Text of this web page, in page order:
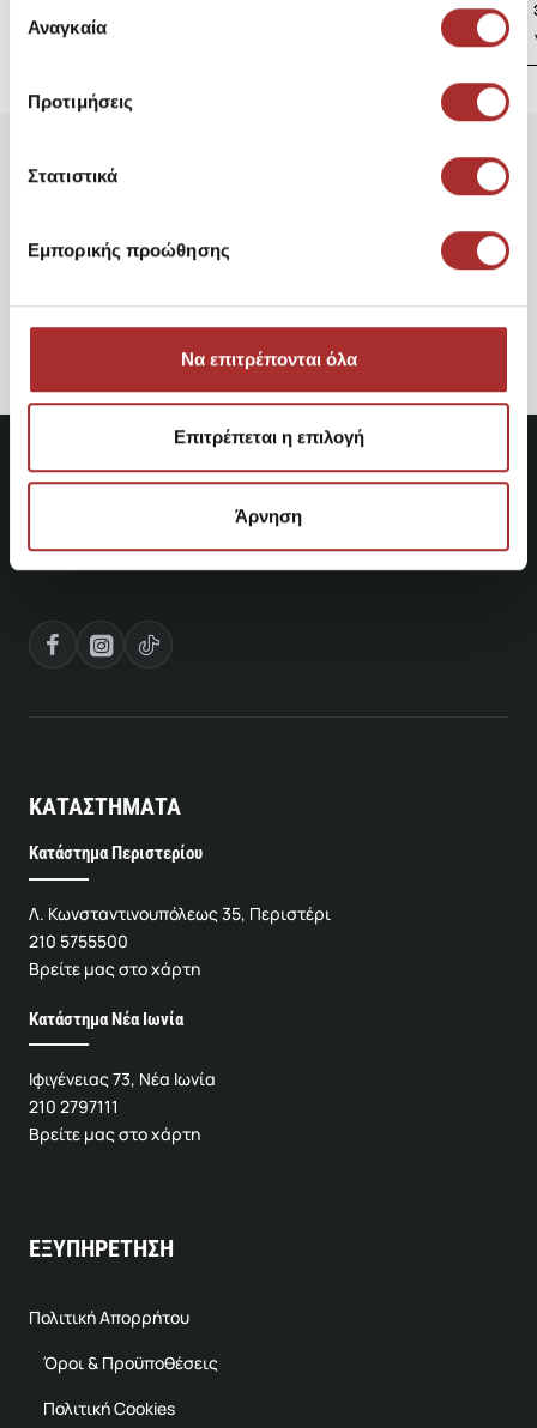
των υπηρεσιών τους.
συγκατάθεσης
Αναγκαία
Προτιμήσεις
Στατιστικά
Εμπορικής προώθησης
Να επιτρέπονται όλα
Επιτρέπεται η επιλογή
Άρνηση
Είδατε Πρόσφατα
CAVALIERI ΤΣΑΝΤΑ ΜΙΚΡΗ
24,95€
ΚΑΤΑΣΤΗΜΑΤΑ
Κατάστημα Περιστερίου
Λ. Κωνσταντινουπόλεως 35, Περιστέρι
210 5755500
Βρείτε μας στο χάρτη
Κατάστημα Νέα Ιωνία
Ιφιγένειας 73, Νέα Ιωνία
210 2797111
Βρείτε μας στο χάρτη
ΕΞΥΠΗΡΕΤΗΣΗ
Πολιτική Απορρήτου
Όροι & Προϋποθέσεις
Πολιτική Cookies